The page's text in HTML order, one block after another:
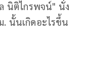
นิติไกรพจน์" นั่ง
นั้นเกิดอะไรขึ้น